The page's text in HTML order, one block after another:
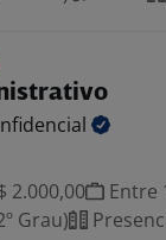
2.000,00
Entre
Grau)